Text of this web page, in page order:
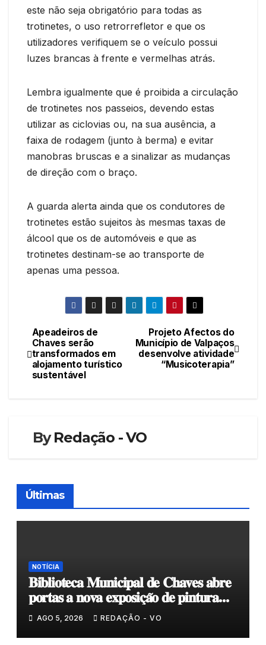
este não seja obrigatório para todas as
trotinetes, o uso retrorrefletor e que os
utilizadores verifiquem se o veículo possui
luzes brancas à frente e vermelhas atrás.
Lembra igualmente que é proibida a circulação
de trotinetes nos passeios, devendo estas
utilizar as ciclovias ou, na sua ausência, a
faixa de rodagem (junto à berma) e evitar
manobras bruscas e a sinalizar as mudanças
de direção com o braço.
A guarda alerta ainda que os condutores de
trotinetes estão sujeitos às mesmas taxas de
álcool que os de automóveis e que as
trotinetes destinam-se ao transporte de
apenas uma pessoa.
Navegação
de
Projeto Afectos do
Município de Valpaços
desenvolve atividade
“Musicoterapia”
Apeadeiros de
Chaves serão
transformados em
alojamento turístico
sustentável
ByRedação - VO
Últimas
NOTÍCIA
𝐁𝐢𝐛𝐥𝐢𝐨𝐭𝐞𝐜𝐚 𝐌𝐮𝐧𝐢𝐜𝐢𝐩𝐚𝐥 𝐝𝐞 𝐂𝐡𝐚𝐯𝐞𝐬 𝐚𝐛𝐫𝐞
𝐩𝐨𝐫𝐭𝐚𝐬 𝐚 𝐧𝐨𝐯𝐚 𝐞𝐱𝐩𝐨𝐬𝐢𝐜̧𝐚̃𝐨 𝐝𝐞 𝐩𝐢𝐧𝐭𝐮𝐫𝐚
𝐝𝐮𝐫𝐚𝐧𝐭𝐞 𝐨 𝐦𝐞̂𝐬 𝐝𝐞 𝐚𝐠𝐨𝐬𝐭𝐨
AGO 5, 2026 REDAÇÃO - VO